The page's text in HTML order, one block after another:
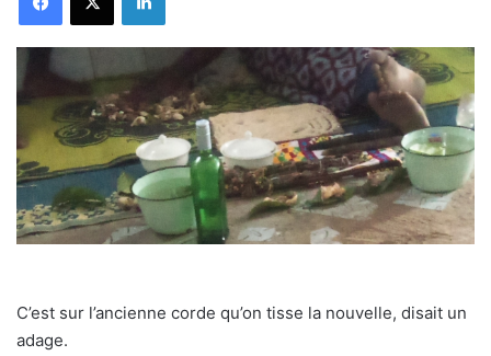
C’est sur l’ancienne corde qu’on tisse la nouvelle, disait un
adage.